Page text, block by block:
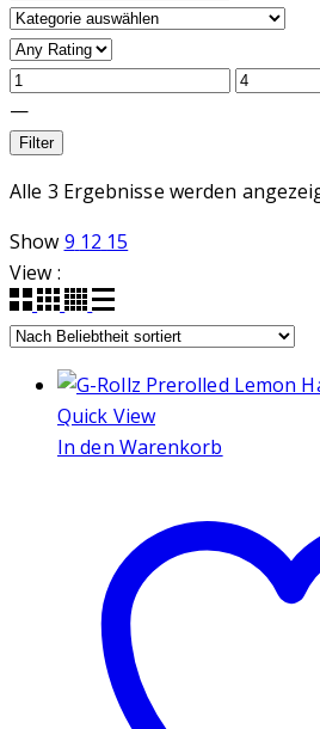
for:
—
Filter
Alle 3 Ergebnisse werden
Show 9 12 15
View :
Quick View
In den Warenkorb